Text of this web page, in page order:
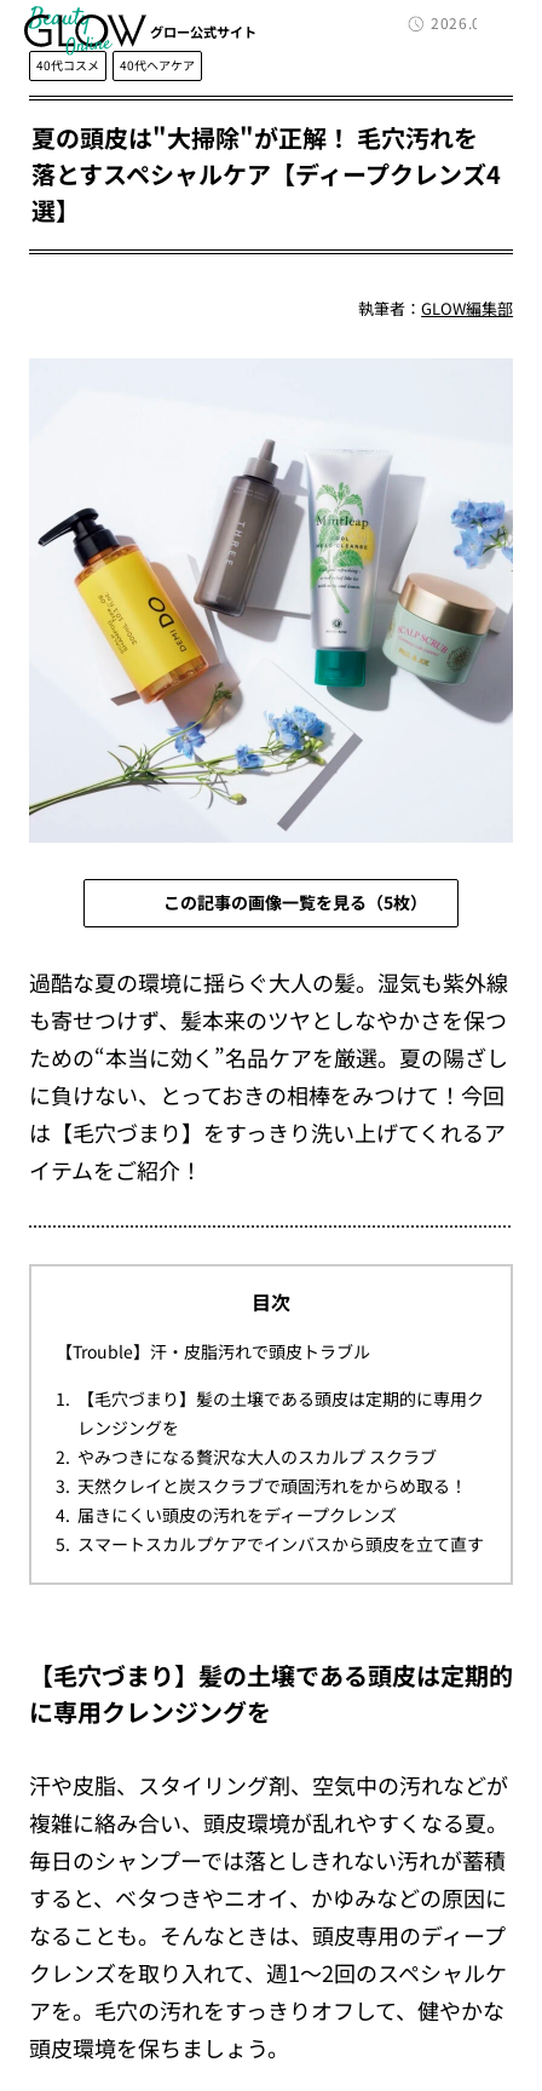
グロー公式サイト 2026.06.29
Beauty
40代コスメ 40代ヘアケア
夏の頭皮は"大掃除"が正解！ 毛穴汚れを
落とすスペシャルケア【ディープクレンズ4
選】
執筆者：GLOW編集部
この記事の画像一覧を見る（5枚）
過酷な夏の環境に揺らぐ大人の髪。湿気も紫外線
も寄せつけず、髪本来のツヤとしなやかさを保つ
ための“本当に効く”名品ケアを厳選。夏の陽ざし
に負けない、とっておきの相棒をみつけて！今回
は【毛穴づまり】をすっきり洗い上げてくれるア
イテムをご紹介！
目次
【Trouble】汗・皮脂汚れで頭皮トラブル
【毛穴づまり】髪の土壌である頭皮は定期的に専用ク
レンジングを
やみつきになる贅沢な大人のスカルプ スクラブ
天然クレイと炭スクラブで頑固汚れをからめ取る！
届きにくい頭皮の汚れをディープクレンズ
スマートスカルプケアでインバスから頭皮を立て直す
【毛穴づまり】髪の土壌である頭皮は定期的
に専用クレンジングを
汗や皮脂、スタイリング剤、空気中の汚れなどが
複雑に絡み合い、頭皮環境が乱れやすくなる夏。
毎日のシャンプーでは落としきれない汚れが蓄積
すると、ベタつきやニオイ、かゆみなどの原因に
なることも。そんなときは、頭皮専用のディープ
クレンズを取り入れて、週1〜2回のスペシャルケ
アを。毛穴の汚れをすっきりオフして、健やかな
頭皮環境を保ちましょう。